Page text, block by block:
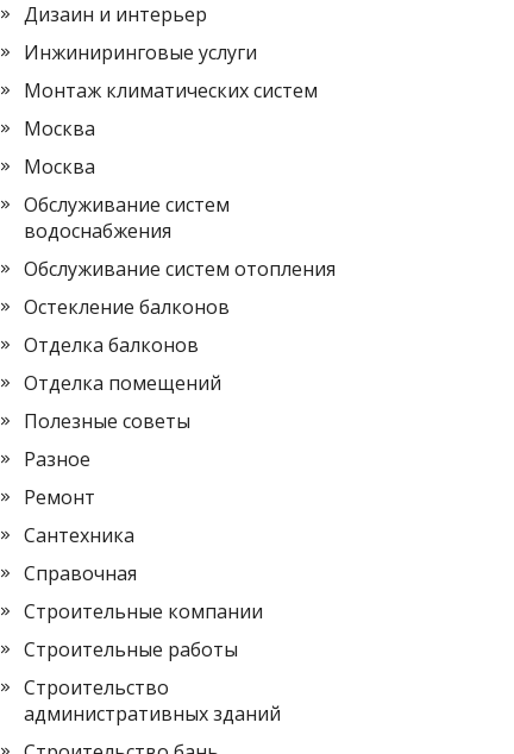
Дизаин и интерьер
Инжиниринговые услуги
Монтаж климатических систем
Москва
Москва
Обслуживание систем
водоснабжения
Обслуживание систем отопления
Остекление балконов
Отделка балконов
Отделка помещений
Полезные советы
Разное
Ремонт
Сантехника
Справочная
Строительные компании
Строительные работы
Строительство
административных зданий